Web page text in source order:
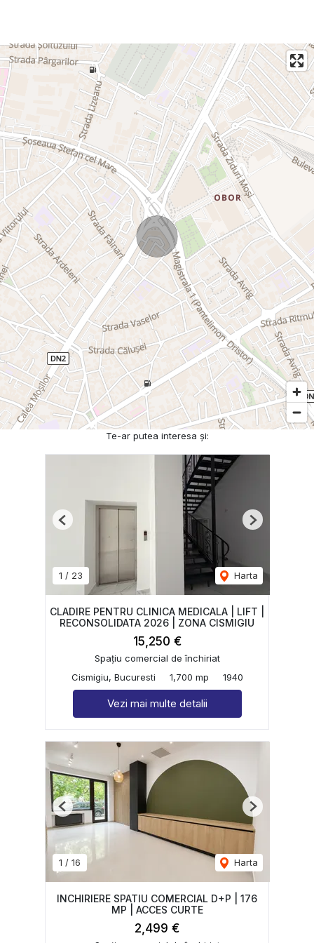
Te-ar putea interesa și:
1 / 23 Harta
Previous Next
CLADIRE PENTRU CLINICA MEDICALA | LIFT |
RECONSOLIDATA 2026 | ZONA CISMIGIU
15,250 €
Spațiu comercial de închiriat
Cismigiu, Bucuresti
1,700 mp 1940
Vezi mai multe detalii
1 / 16 Harta
Previous Next
INCHIRIERE SPATIU COMERCIAL D+P | 176
MP | ACCES CURTE
2,499 €